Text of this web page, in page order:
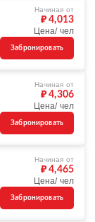
Начиная от
₽ 4,013
Цена/ чел
Забронировать
Начиная от
₽ 4,306
Цена/ чел
Забронировать
Начиная от
₽ 4,465
Цена/ чел
Забронировать